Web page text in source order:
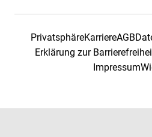
PrivatsphäreKarriereAGB
Erklärung zur
Impressum